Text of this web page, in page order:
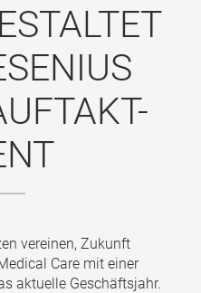
vereinen, Zukunft
Care mit einer
aktuelle Geschäftsjahr.